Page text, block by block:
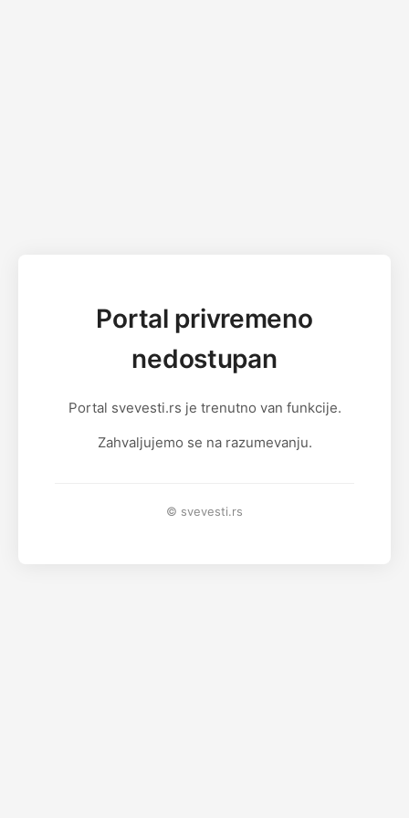
Portal privremeno
nedostupan
Portal svevesti.rs je trenutno van funkcije.
Zahvaljujemo se na razumevanju.
© svevesti.rs